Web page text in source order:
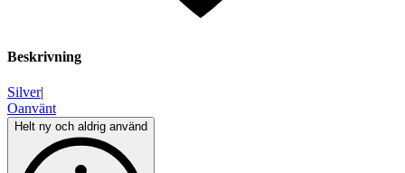
Beskrivning
Silver|
Oanvänt
Helt ny och aldrig använd